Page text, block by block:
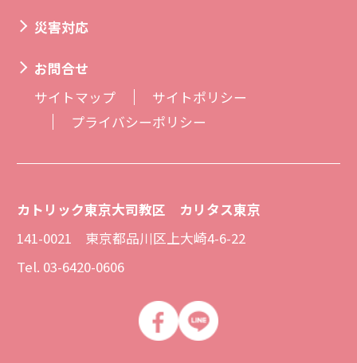
災害対応
お問合せ
サイトマップ
サイトポリシー
プライバシーポリシー
カトリック東京大司教区 カリタス東京
141-0021 東京都品川区上大崎4-6-22
Tel. 03-6420-0606